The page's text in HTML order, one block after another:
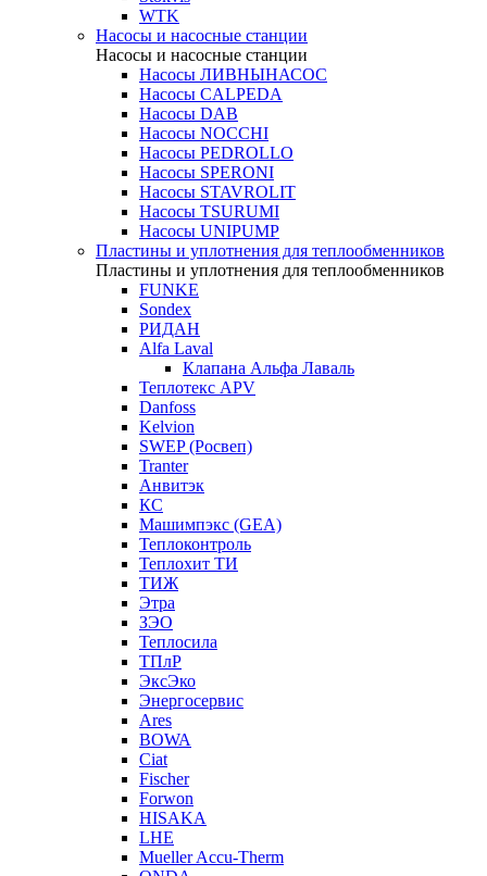
WTK
Насосы и насосные станции
Насосы и насосные станции
Насосы ЛИВНЫНАСОС
Насосы CALPEDA
Насосы DAB
Насосы NOCCHI
Насосы PEDROLLO
Насосы SPERONI
Насосы STAVROLIT
Насосы TSURUMI
Насосы UNIPUMP
Пластины и уплотнения для теплообменников
Пластины и уплотнения для теплообменников
FUNKE
Sondex
РИДАН
Alfa Laval
Клапана Альфа Лаваль
Теплотекс APV
Danfoss
Kelvion
SWEP (Росвеп)
Tranter
Анвитэк
КС
Машимпэкс (GEA)
Теплоконтроль
Теплохит ТИ
ТИЖ
Этра
ЗЭО
Теплосила
ТПлР
ЭксЭко
Энергосервис
Ares
BOWA
Ciat
Fischer
Forwon
HISAKA
LHE
Mueller Accu-Therm